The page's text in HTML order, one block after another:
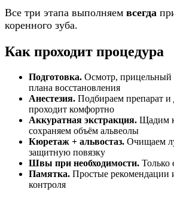
Все три этапа выполняем всегда
коренного зуба.
Как проходит процедура
Подготовка. Осмотр, прицельный
плана восстановления
Анестезия. Подбираем препарат
проходит комфортно
Аккуратная экстракция. Щадим
сохраняем объём альвеолы
Кюретаж + альвостаз. Очищаем
защитную повязку
Швы при необходимости. Только
Памятка. Простые рекомендации
контроля